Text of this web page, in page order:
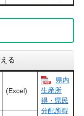
る
(Excel)
県内
生産所
得・県民
分配所得